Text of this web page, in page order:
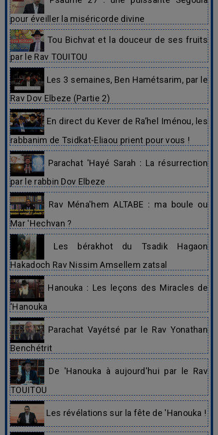
pour éveiller la miséricorde divine
Tou Bichvat et la douceur de ses fruits
par le Rav TOUITOU
Les 3 semaines, Ben Hamétsarim, par le
Rav Dov Elbeze (Partie 2)
En direct du Kever de Ra’hel Iménou, les
rabbanim de Tsidkat-Eliaou prient pour vous !
Parachat 'Hayé Sarah : La résurrection
par le rabbin Dov Elbeze
Rav Ména'hem ALTABE : ma boule ou
Mar 'Hechvan ?
Les bérakhot du Tsadik Hagaon
Hakadoch Rav Nissim Amsellem zatsal
Hanouka : Les leçons des Miracles de
'Hanouka
Parachat Vayétsé par le Rav Yonathan
Benchétrit
De 'Hanouka à aujourd'hui par le Rav
TOUITOU
Les révélations sur la fête de 'Hanouka !